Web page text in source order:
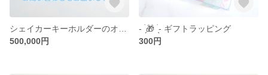
500,000円
- ̀͏̗🎁 ́͏̖- ギフトラッピング
300円